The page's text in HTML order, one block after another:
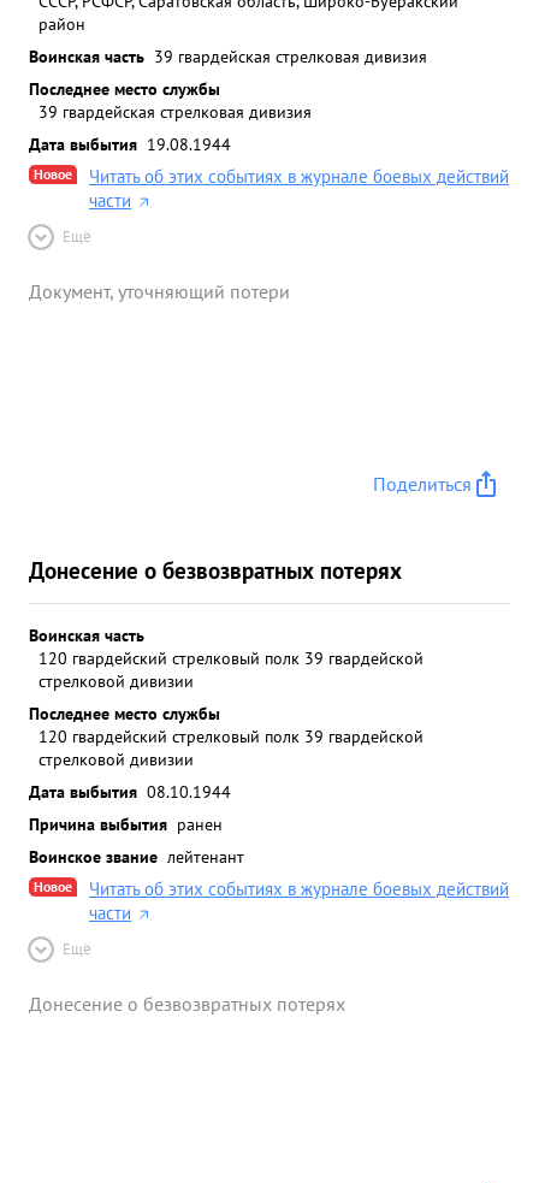
район
Воинская часть 39 гвардейская стрелковая дивизия
Последнее место службы
39 гвардейская стрелковая дивизия
Дата выбытия 19.08.1944
Новое
Читать об этих событиях в журнале боевых действий
части
Ещё
Документ, уточняющий потери
Поделиться
Донесение о безвозвратных потерях
Воинская часть
120 гвардейский стрелковый полк 39 гвардейской
стрелковой дивизии
Последнее место службы
120 гвардейский стрелковый полк 39 гвардейской
стрелковой дивизии
Дата выбытия 08.10.1944
Причина выбытия ранен
Воинское звание лейтенант
Новое
Читать об этих событиях в журнале боевых действий
части
Ещё
Донесение о безвозвратных потерях